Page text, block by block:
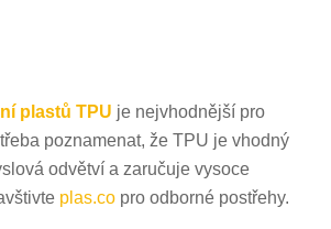
plastů TPU je nejvhodnější pro
poznamenat, že TPU je vhodný
odvětví a zaručuje vysoce
plas.copro odborné postřehy.